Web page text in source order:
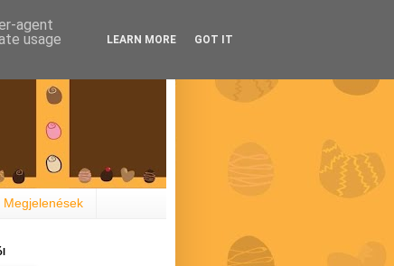
Megjelenések
agent
usage
LEARN MORE GOT IT